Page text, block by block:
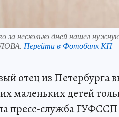
за несколько дней нашел
Перейти в Фотобанк КП
отец из Петербурга
маленьких детей
пресс-служба ГУФССП